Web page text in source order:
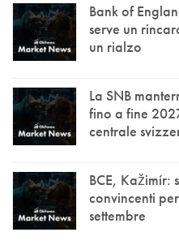
Bank of
serve un
un rialzo
La SNB
fino a fine
centrale
BCE, Kažimír:
convincenti
settembre